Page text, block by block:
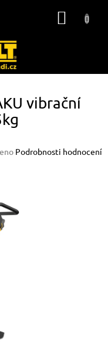
vibrační
Podrobnosti hodnocení